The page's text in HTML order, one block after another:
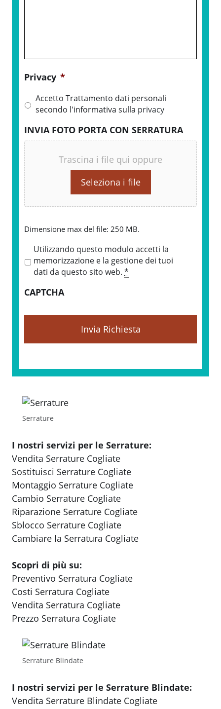
Privacy *
Accetto Trattamento dati personali
secondo l'informativa sulla privacy
INVIA FOTO PORTA CON SERRATURA
Trascina i file qui oppure
Seleziona i file
Dimensione max del file: 250 MB.
r
a
y
Utilizzando questo modulo accetti la
memorizzazione e la gestione dei tuoi
dati da questo sito web. *
CAPTCHA
Serrature
I nostri servizi per le Serrature:
Vendita Serrature Cogliate
Sostituisci Serrature Cogliate
Montaggio Serrature Cogliate
Cambio Serrature Cogliate
Riparazione Serrature Cogliate
Sblocco Serrature Cogliate
Cambiare la Serratura Cogliate
Scopri di più su:
Preventivo Serratura Cogliate
Costi Serratura Cogliate
Vendita Serratura Cogliate
Prezzo Serratura Cogliate
Serrature Blindate
I nostri servizi per le Serrature Blindate:
Vendita Serrature Blindate Cogliate